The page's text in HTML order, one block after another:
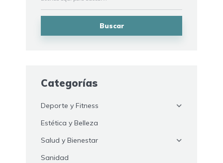
Buscar
Categorías
Deporte y Fitness
Estética y Belleza
Salud y Bienestar
Sanidad